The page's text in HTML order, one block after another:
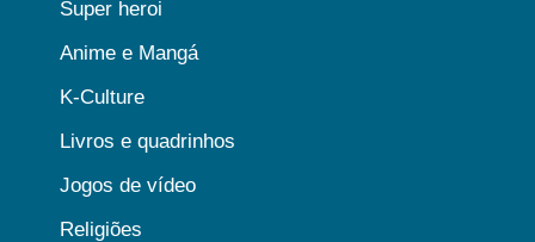
Super heroi
Anime e Mangá
K-Culture
Livros e quadrinhos
Jogos de vídeo
Religiões